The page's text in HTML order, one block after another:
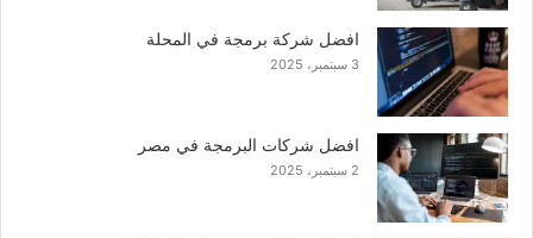
افضل شركة برمجة في المحلة
3 سبتمبر، 2025
افضل شركات البرمجة في مصر
2 سبتمبر، 2025